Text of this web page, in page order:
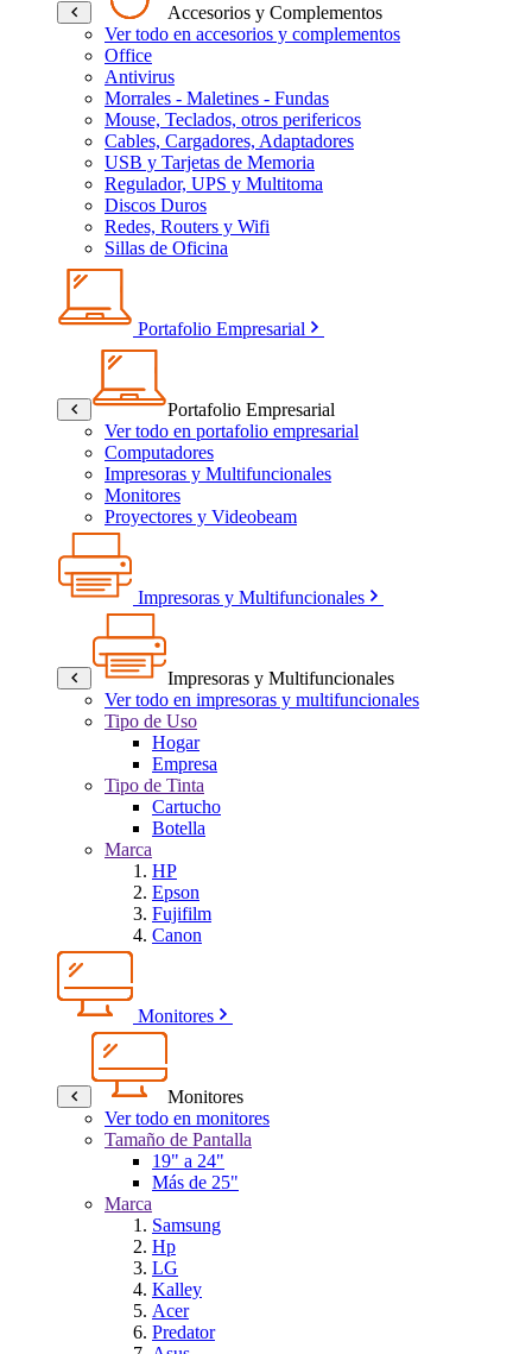
Accesorios y Complementos
Ver todo en accesorios y complementos
Office
Antivirus
Morrales - Maletines - Fundas
Mouse, Teclados, otros perifericos
Cables, Cargadores, Adaptadores
USB y Tarjetas de Memoria
Regulador, UPS y Multitoma
Discos Duros
Redes, Routers y Wifi
Sillas de Oficina
Portafolio Empresarial
Portafolio Empresarial
Ver todo en portafolio empresarial
Computadores
Impresoras y Multifuncionales
Monitores
Proyectores y Videobeam
Impresoras y Multifuncionales
Impresoras y Multifuncionales
Ver todo en impresoras y multifuncionales
Tipo de Uso
Hogar
Empresa
Tipo de Tinta
Cartucho
Botella
Marca
HP
Epson
Fujifilm
Canon
Monitores
Monitores
Ver todo en monitores
Tamaño de Pantalla
19" a 24"
Más de 25"
Marca
Samsung
Hp
LG
Kalley
Acer
Predator